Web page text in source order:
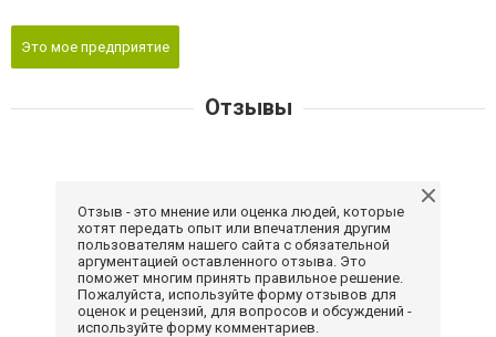
Это мое предприятие
Отзывы
Отзыв - это мнение или оценка людей, которые
хотят передать опыт или впечатления другим
пользователям нашего сайта с обязательной
аргументацией оставленного отзыва. Это
поможет многим принять правильное решение.
Пожалуйста, используйте форму отзывов для
оценок и рецензий, для вопросов и обсуждений -
используйте форму комментариев.